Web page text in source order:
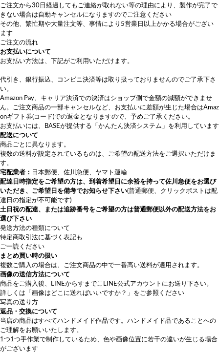
ご注文から30日経過してもご連絡が取れない等の理由により、製作が完了で
きない場合は自動キャンセルになりますのでご注意ください
その他、繁忙期や大量注文等、事情により5営業日以上かかる場合がござい
ます
ご注文の流れ
お支払いについて
お支払い方法は、下記がご利用いただけます。
代引き、銀行振込、コンビニ決済等は取り扱っておりませんのでご了承下さ
い。
Amazon Pay、キャリア決済での決済はショップ側で金額の減額ができませ
ん。ご注文商品の一部キャンセルなど、お支払いに差額が生じた場合はAmaz
onギフト券(コード)での返金となりますので、予めご了承ください。
お支払いには、BASEが提供する「かんたん決済システム」を利用しています
配送について
商品ごとに異なります。
複数の送料が設定されているものは、ご希望の配送方法をご選択いただけま
す。
宅配業者：
日本郵便、佐川急便、ヤマト運輸
配達日時指定をご希望の方は、 到着希望日に余裕を持って佐川急便をお選び
いただき 、ご希望日を備考でお知らせ下さい(普通郵便、クリックポストは配
達日の指定が不可能です)
土日祝の配達、または追跡番号をご希望の方は普通郵便以外の配送方法をお
選び下さい
発送方法の種類について
特定商取引法に基づく表記も
ご一読ください
まとめ買い時の扱い
複数ご購入の場合は、ご注文商品の中で一番高い送料が適用されます。
画像の送信方法について
商品をご購入後、LINEからすまでこLINE公式アカウント にお送り下さい。
詳しくは 「画像はどこに送ればいいですか？」 をご参照ください
写真の送り方
返品・交換について
当店の商品はすべてハンドメイド作品です。ハンドメイド品であることへの
ご理解をお願いいたします。
1つ1つ手作業で制作しているため、色や画像位置に若干の違いが生じる場合
がございます